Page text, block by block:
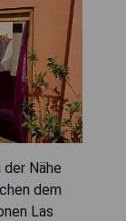
Nähe
dem
Las